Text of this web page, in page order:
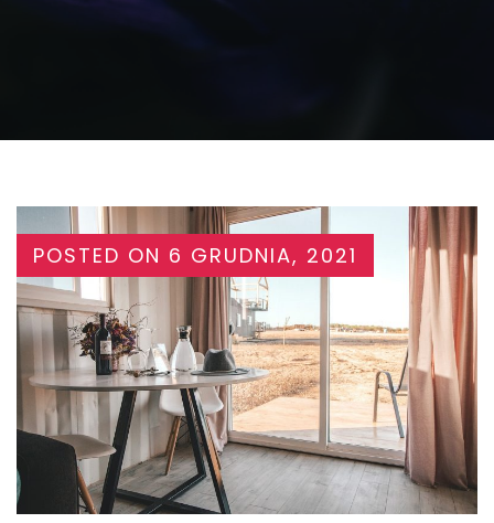
POSTED ON 6 GRUDNIA, 2021